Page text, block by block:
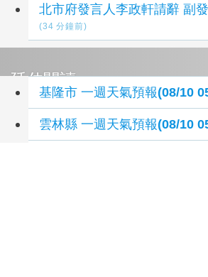
北市府
(34 分鐘前)
延伸閱讀
基隆市 一週天氣預報(08/10
雲林縣 一週天氣預報(08/10